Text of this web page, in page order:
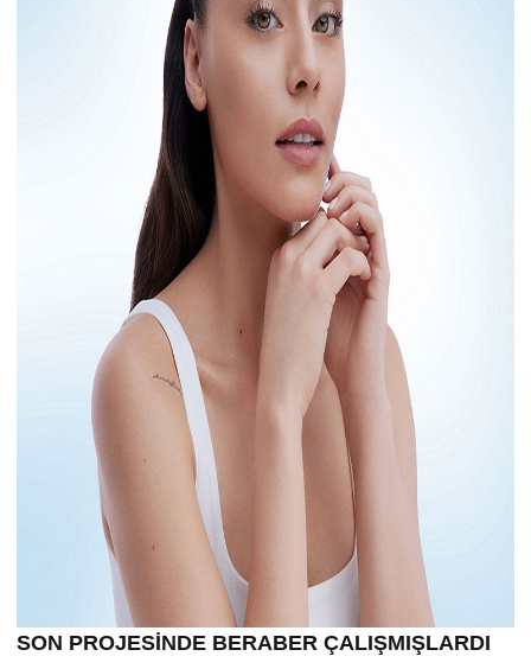
SON PROJESİNDE BERABER ÇALIŞMIŞLARDI